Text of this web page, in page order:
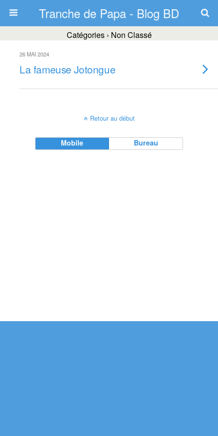
Tranche de Papa - Blog BD
Catégories › Non Classé
26 MAI 2024
La fameuse Jotongue
Retour au début
Mobile Bureau